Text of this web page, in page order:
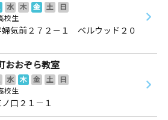
水 木 金 土
日
校生
気前２７２－１ ベルウッド２０
おおぞら教室
水 木 金 土
日
校生
口２１－１